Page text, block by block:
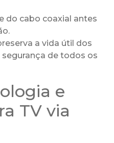
do cabo coaxial antes
a vida útil dos
de todos os
e
TV via